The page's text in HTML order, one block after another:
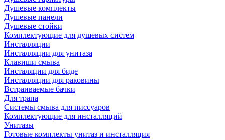
Душевые комплекты
Душевые панели
Душевые стойки
Комплектующие для душевых систем
Инсталляции
Инсталляции для унитаза
Клавиши смыва
Инсталяции для биде
Инсталляции для раковины
Встраиваемые бачки
Для трапа
Системы смыва для писсуаров
Комплектующие для инсталляций
Унитазы
Готовые комплекты унитаз и инсталляция